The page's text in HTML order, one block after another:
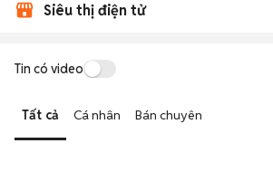
Siêu thị điện tử
Tin có video
Tất cả Cá nhân Bán chuyên